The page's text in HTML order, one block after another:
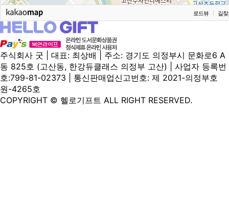
로드뷰 길찾
주식회사 굿 | 대표: 최상배 | 주소: 경기도 의정부시 문화로6 A
동 825호 (고산동, 한강듀클래스 의정부 고산) | 사업자 등록번
호:799-81-02373 | 통신판매업신고번호: 제 2021-의정부호
원-4265호
COPYRIGHT © 헬로기프트 ALL RIGHT RESERVED.